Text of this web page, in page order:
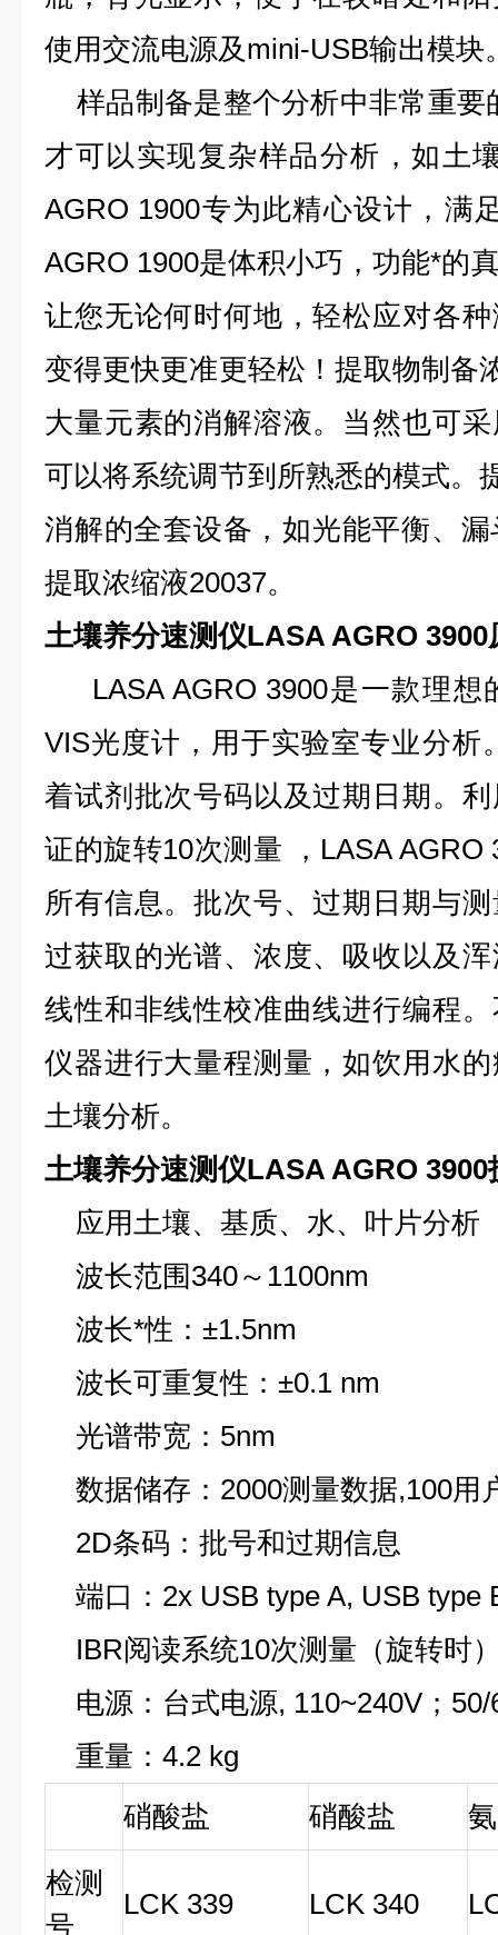
使用交流电源及mini-USB输出模块
样品制备是整个分析中非常重要
才可以实现复杂样品分析，如土
AGRO 1900专为此精心设计，满
AGRO 1900是体积小巧，功能*的
让您无论何时何地，轻松应对各
变得更快更准更轻松！提取物制备
大量元素的消解溶液。当然也可
可以将系统调节到所熟悉的模式。
消解的全套设备，如光能平衡、
提取浓缩液20037。
土壤养分速测仪LASA AGRO 3900
LASA AGRO 3900是一款理想
VIS光度计，用于实验室专业分析
着试剂批次号码以及过期日期。
证的旋转10次测量 ，LASA AGRO
所有信息。批次号、过期日期与
过获取的光谱、浓度、吸收以及
线性和非线性校准曲线进行编程
仪器进行大量程测量，如饮用水
土壤分析。
土壤养分速测仪LASA AGRO 3900
应用土壤、基质、水、叶片分析
波长范围340～1100nm
波长*性：±1.5nm
波长可重复性：±0.1 nm
光谱带宽：5nm
数据储存：2000测量数据,100用
2D条码：批号和过期信息
端口：2x USB type A, USB type
IBR阅读系统10次测量（旋转时
电源：台式电源, 110~240V；
重量：4.2 kg
硝酸盐
硝酸盐
氨
检测
号
LCK 339 LCK 340